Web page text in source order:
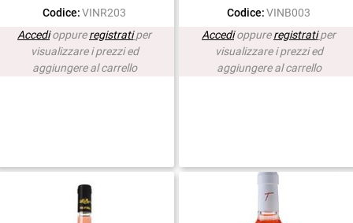
Codice: VINR203
Accedioppureregistrati per
visualizzare i prezzi ed
aggiungere al carrello
Codice: VINB003
Accedioppureregistrati per
visualizzare i prezzi ed
aggiungere al carrello